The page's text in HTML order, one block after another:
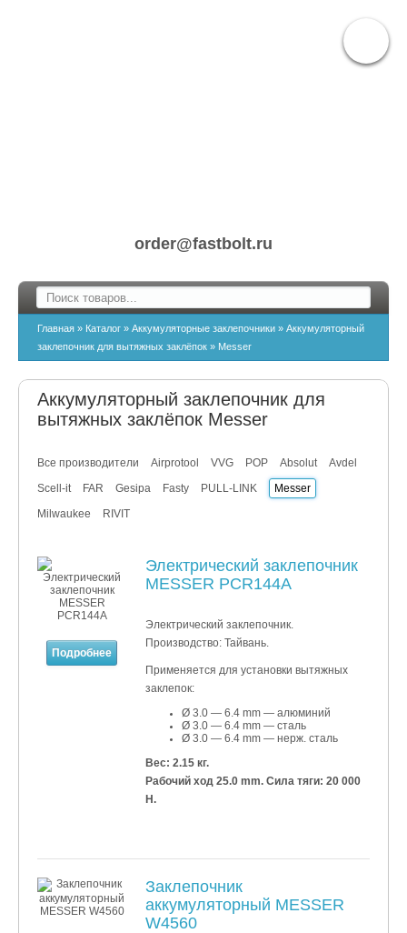
order@fastbolt.ru
Главная » Каталог » Аккумуляторные заклепочники » Аккумуляторный
заклепочник для вытяжных заклёпок » Messer
Аккумуляторный заклепочник для
вытяжных заклёпок Messer
Все производители Airprotool VVG POP Absolut
Avdel
Scell-it
FAR Gesipa Fasty PULL-LINK
Messer
Milwaukee
RIVIT
Подробнее
Электрический заклепочник
MESSER PCR144A
Электрический заклепочник.
Производство: Тайвань.
Применяется для установки вытяжных
заклепок:
Ø 3.0 — 6.4 mm — алюминий
Ø 3.0 — 6.4 mm — сталь
Ø 3.0 — 6.4 mm — нерж. сталь
Вес: 2.15 кг.
Рабочий ход 25.0 mm. Сила тяги: 20 000
Н.
Заклепочник
аккумуляторный MESSER
W4560